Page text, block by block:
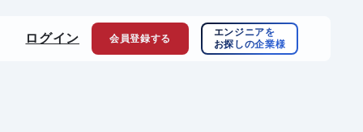
ログイン 会員登録する
エンジニアを
お探しの企業様